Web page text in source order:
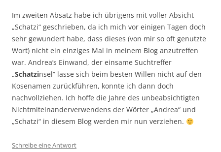
Im zweiten Absatz habe ich übrigens mit voller Absicht
„Schatzi“ geschrieben, da ich mich vor einigen Tagen doch
sehr gewundert habe, dass dieses (von mir so oft genutzte
Wort) nicht ein einziges Mal in meinem Blog anzutreffen
war. Andrea’s Einwand, der einsame Suchtreffer
„Schatzinsel“ lasse sich beim besten Willen nicht auf den
Kosenamen zurückführen, konnte ich dann doch
nachvollziehen. Ich hoffe die Jahre des unbeabsichtigten
Nichtmiteinanderverwendens der Wörter „Andrea“ und
„Schatzi“ in diesem Blog werden mir nun verziehen.
Schreibe eine Antwort